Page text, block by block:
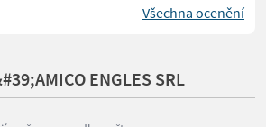
Všechna ocenění
ENGLES SRL